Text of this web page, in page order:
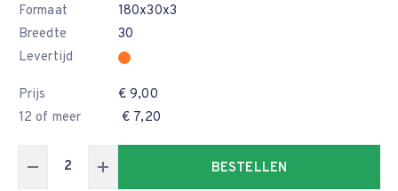
Formaat
180x30x3
Breedte
30
Levertijd
Prijs
€ 9,00
12 of meer
€ 7,20
BESTELLEN